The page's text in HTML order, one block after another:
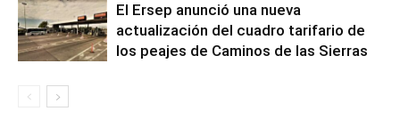
El Ersep anunció una nueva
actualización del cuadro tarifario de
los peajes de Caminos de las Sierras